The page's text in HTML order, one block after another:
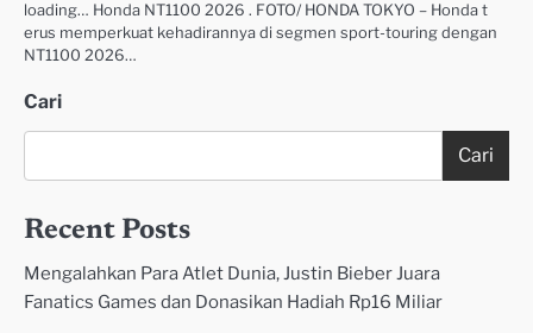
loading… Honda NT1100 2026 . FOTO/ HONDA TOKYO – Honda t
erus memperkuat kehadirannya di segmen sport-touring dengan
NT1100 2026…
Cari
Cari
Recent Posts
Mengalahkan Para Atlet Dunia, Justin Bieber Juara
Fanatics Games dan Donasikan Hadiah Rp16 Miliar